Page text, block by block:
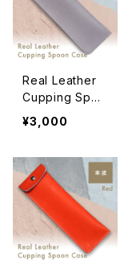
Real Leather
Cupping Spoo
n Case Gray
［SNOWBEAN
¥3,000